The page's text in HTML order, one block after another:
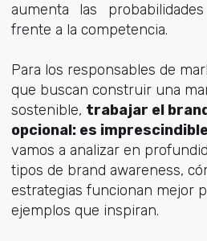
aumenta las
frente a la competencia.
Para los responsables de
que buscan construir una
sostenible, trabajar el
opcional: es
vamos a analizar en
tipos de brand awareness,
estrategias funcionan mejor
ejemplos que inspiran.